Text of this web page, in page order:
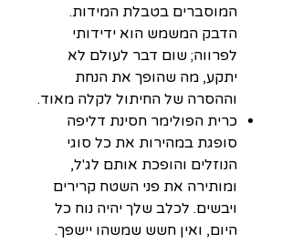
המוסברים בטבלת המידות.
הדבק המשמש הוא ידידותי
לפרווה; שום דבר לעולם לא
יתקע, מה שהופך את הנחת
וההסרה של החיתול לקלה מאוד.
כרית הפולימר חסינת דליפה
סופגת במהירות את כל סוגי
הנוזלים והופכת אותם לג'ל,
ומותירה את פני השטח קרירים
ויבשים. לכלב שלך יהיה נוח כל
היום, ואין חשש שמשהו יישפך.